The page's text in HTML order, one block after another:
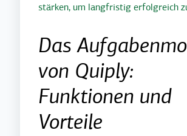
stärken, um langfristig erfolgreich
Das
von Quiply:
Funktionen und
Vorteile